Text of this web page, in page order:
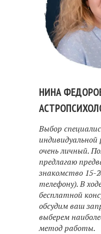
НИНА
Выбор
очень личный.
предлагаю
знакомство 15-
телефону). В
бесплатной
обсудим ваш
выберем
метод работы.